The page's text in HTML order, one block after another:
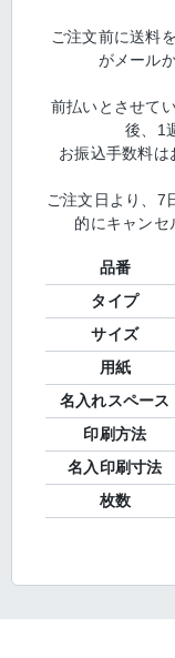
ご注文前に送料
がメール
前払いとさせて
後、1
お振込手数料は
ご注文日より、7
的にキャンセ
品番
タイプ
サイズ
用紙
名入れスペ
印刷方法
名入印刷寸
枚数